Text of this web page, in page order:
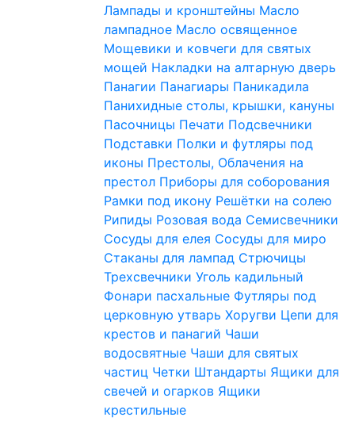
Лампады и кронштейны Масло
лампадное Масло освященное
Мощевики и ковчеги для святых
мощей Накладки на алтарную дверь
Панагии Панагиары Паникадила
Панихидные столы, крышки, кануны
Пасочницы Печати Подсвечники
Подставки Полки и футляры под
иконы Престолы, Облачения на
престол Приборы для соборования
Рамки под икону Решётки на солею
Рипиды Розовая вода Семисвечники
Сосуды для елея Сосуды для миро
Стаканы для лампад Стрючицы
Трехсвечники Уголь кадильный
Фонари пасхальные Футляры под
церковную утварь Хоругви Цепи для
крестов и панагий Чаши
водосвятные Чаши для святых
частиц Четки Штандарты Ящики для
свечей и огарков Ящики
крестильные